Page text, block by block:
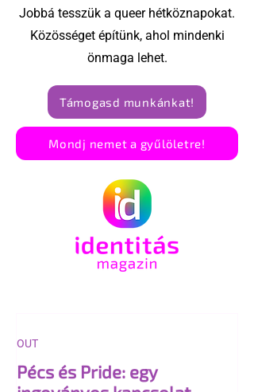
Jobbá tesszük a queer hétköznapokat.
Közösséget építünk, ahol mindenki
önmaga lehet.
Támogasd munkánkat!
Mondj nemet a gyűlöletre!
Pécs és Pride: egy
OUT